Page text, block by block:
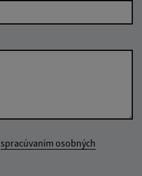
spracúvaním osobných